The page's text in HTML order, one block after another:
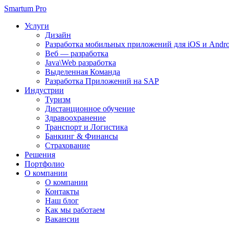
Smartum Pro
Услуги
Дизайн
Разработка мобильных приложений для iOS и
Веб — разработка
Java\Web разработка
Выделенная Команда
Разработка Приложений на SAP
Индустрии
Туризм
Дистанционное обучение
Здравоохранение
Транспорт и Логистика
Банкинг & Финансы
Страхование
Решения
Портфолио
О компании
О компании
Контакты
Наш блог
Как мы работаем
Вакансии